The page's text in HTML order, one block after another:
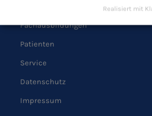
Fachausbildungen
Patienten
Service
Datenschutz
Impressum
Realisiert mit